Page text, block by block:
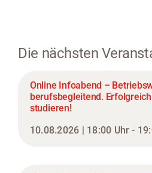
Die nächsten
Online Infoabend –
berufsbegleitend.
studieren!
10.08.2026 | 18:00 Uhr -